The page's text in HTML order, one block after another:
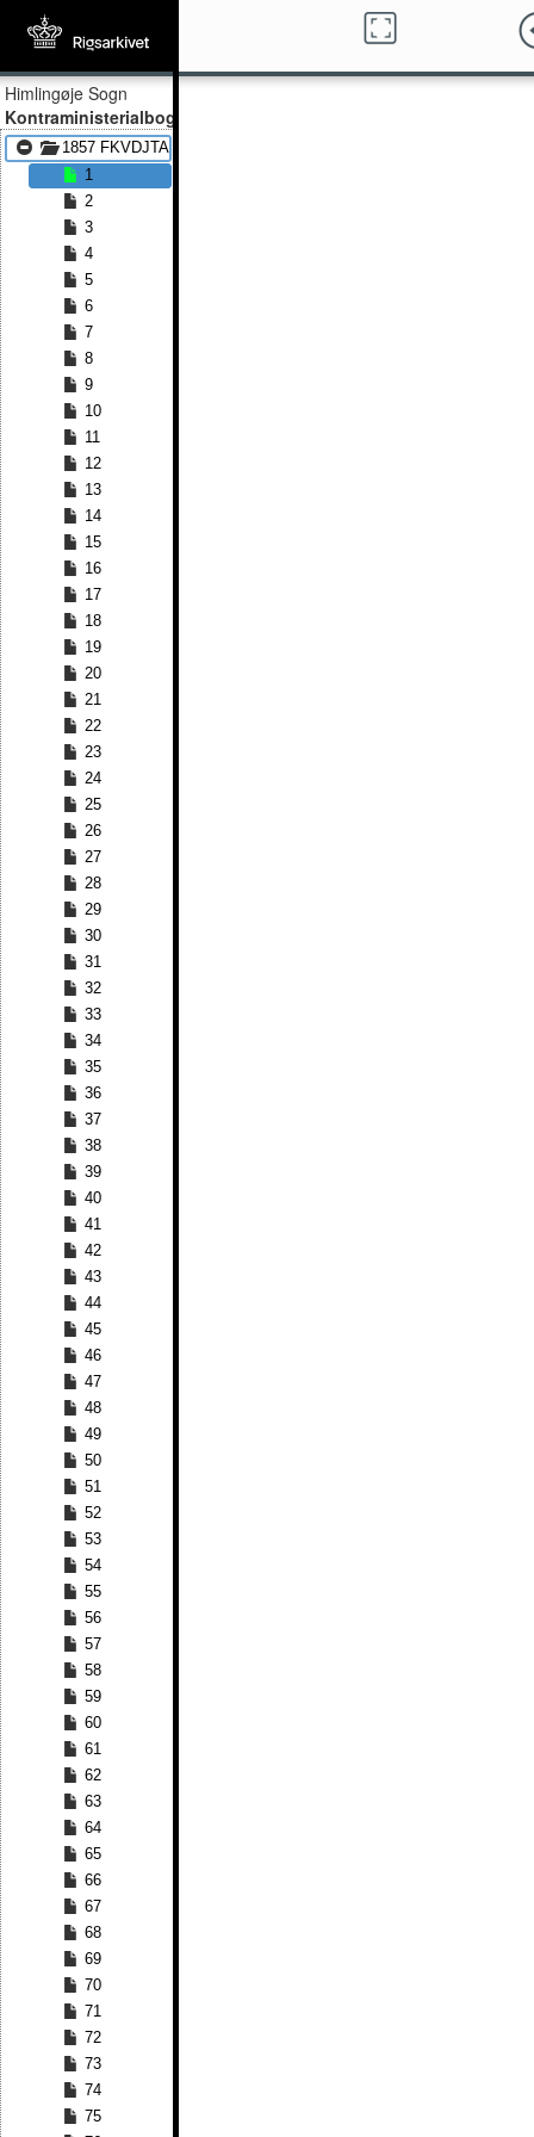
Himlingøje Sogn
Kontraministerialbog
1857 FKVDJTA - 1891 FKVDJTA
1
2
3
4
5
6
7
8
9
10
11
12
13
14
15
16
17
18
19
20
21
22
23
24
25
26
27
28
29
30
31
32
33
34
35
36
37
38
39
40
41
42
43
44
45
46
47
48
49
50
51
52
53
54
55
56
57
58
59
60
61
62
63
64
65
66
67
68
69
70
71
72
73
74
75